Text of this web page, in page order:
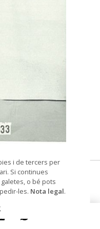
de
i de tercers per
Si continues
galetes, o bé pots
les. Nota legal.